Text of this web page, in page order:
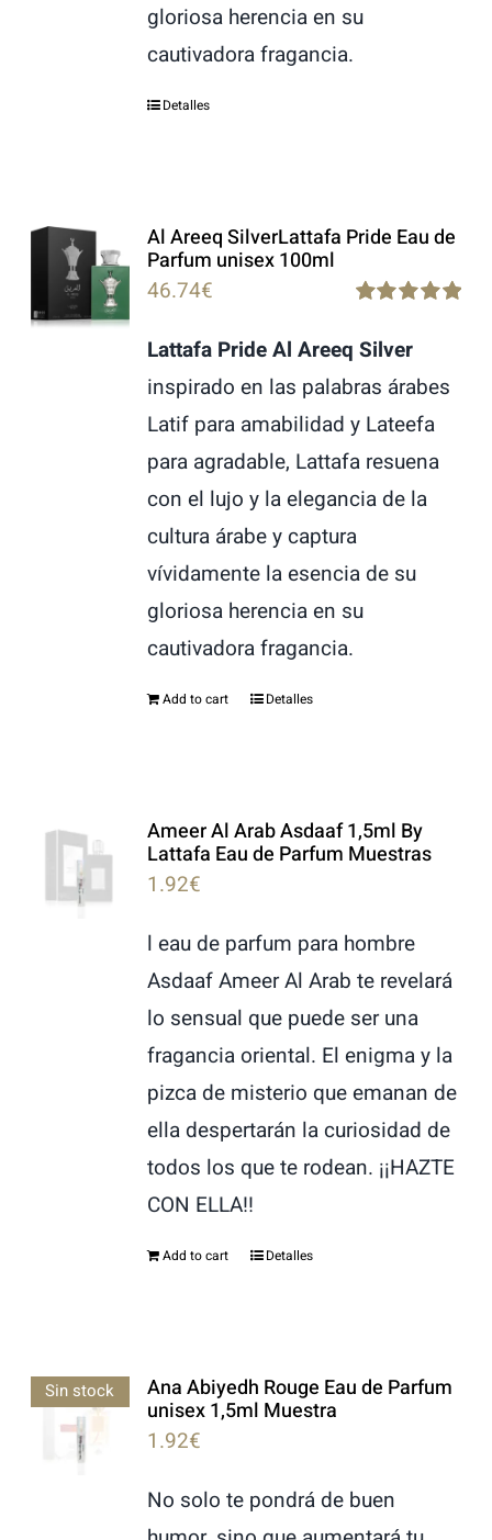
gloriosa herencia en su
cautivadora fragancia.
Detalles
Al Areeq SilverLattafa Pride Eau de
Parfum unisex 100ml
out of 5
46.74€
Lattafa Pride Al Areeq Silver
inspirado en las palabras árabes
Latif para amabilidad y Lateefa
para agradable, Lattafa resuena
con el lujo y la elegancia de la
cultura árabe y captura
vívidamente la esencia de su
gloriosa herencia en su
cautivadora fragancia.
Add to cart Detalles
Ameer Al Arab Asdaaf 1,5ml By
Lattafa Eau de Parfum Muestras
1.92€
l eau de parfum para hombre
Asdaaf Ameer Al Arab te revelará
lo sensual que puede ser una
fragancia oriental. El enigma y la
pizca de misterio que emanan de
ella despertarán la curiosidad de
todos los que te rodean. ¡¡HAZTE
CON ELLA!!
Add to cart Detalles
Sin stock Ana Abiyedh Rouge Eau de Parfum
unisex 1,5ml Muestra
1.92€
No solo te pondrá de buen